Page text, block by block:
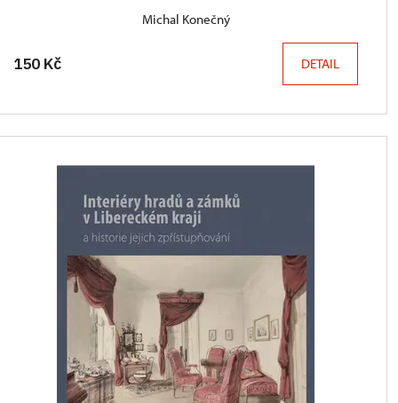
Michal Konečný
150 Kč DETAIL